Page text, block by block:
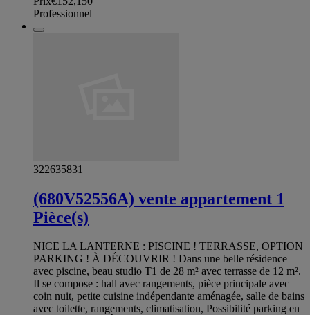
Professionnel
322635831
(680V52556A) vente appartement 1
Pièce(s)
NICE LA LANTERNE : PISCINE ! TERRASSE, OPTION
PARKING ! À DÉCOUVRIR ! Dans une belle résidence
avec piscine, beau studio T1 de 28 m² avec terrasse de 12 m².
Il se compose : hall avec rangements, pièce principale avec
coin nuit, petite cuisine indépendante aménagée, salle de bains
avec toilette, rangements, climatisation, Possibilité parking en